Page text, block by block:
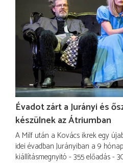
Évadot zárt a Jurányi és
készülnek az Átriumban
A Milf után a Kovács ikrek egy
idei évadban Jurányiban a 9
kiállításmegnyitó - 355 előadás -